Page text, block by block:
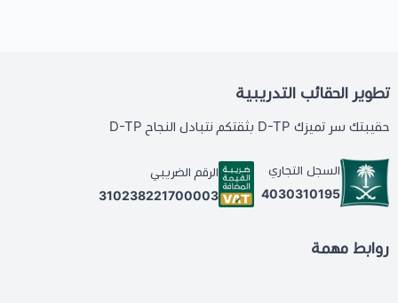
تطوير الحقائب التدريبية
حقيبتك سر تميزك D-TP بثقتكم نتبادل النجاح D-TP
السجل التجاري
4030310195
الرقم الضريبي
310238221700003
روابط مهمة